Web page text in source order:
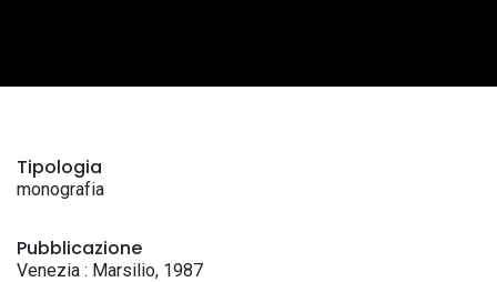
Tipologia
monografia
Pubblicazione
Venezia : Marsilio, 1987